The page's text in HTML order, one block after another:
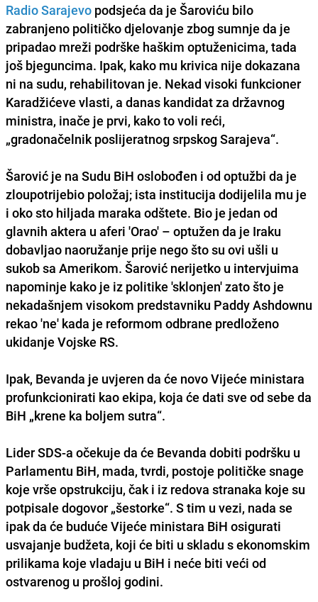
Radio Sarajevo podsjeća da je Šaroviću bilo
zabranjeno političko djelovanje zbog sumnje da je
pripadao mreži podrške haškim optuženicima, tada
još bjeguncima. Ipak, kako mu krivica nije dokazana
ni na sudu, rehabilitovan je. Nekad visoki funkcioner
Karadžićeve vlasti, a danas kandidat za državnog
ministra, inače je prvi, kako to voli reći,
„gradonačelnik poslijeratnog srpskog Sarajeva“.
Šarović je na Sudu BiH oslobođen i od optužbi da je
zloupotrijebio položaj; ista institucija dodijelila mu je
i oko sto hiljada maraka odštete. Bio je jedan od
glavnih aktera u aferi 'Orao' – optužen da je Iraku
dobavljao naoružanje prije nego što su ovi ušli u
sukob sa Amerikom. Šarović nerijetko u intervjuima
napominje kako je iz politike 'sklonjen' zato što je
nekadašnjem visokom predstavniku Paddy Ashdownu
rekao 'ne' kada je reformom odbrane predloženo
ukidanje Vojske RS.
Ipak, Bevanda je uvjeren da će novo Vijeće ministara
profunkcionirati kao ekipa, koja će dati sve od sebe da
BiH „krene ka boljem sutra“.
Lider SDS-a očekuje da će Bevanda dobiti podršku u
Parlamentu BiH, mada, tvrdi, postoje političke snage
koje vrše opstrukciju, čak i iz redova stranaka koje su
potpisale dogovor „šestorke“. S tim u vezi, nada se
ipak da će buduće Vijeće ministara BiH osigurati
usvajanje budžeta, koji će biti u skladu s ekonomskim
prilikama koje vladaju u BiH i neće biti veći od
ostvarenog u prošloj godini.